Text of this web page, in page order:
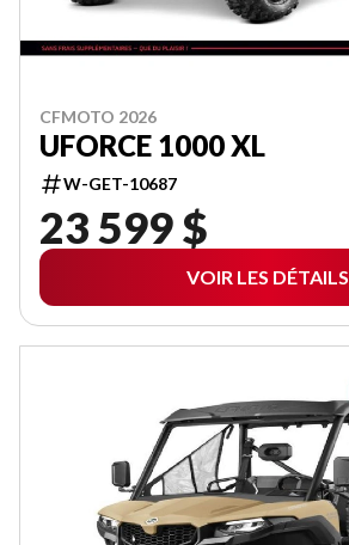
CFMOTO 2026
UFORCE 1000 XL
W-GET-10687
23 599 $
VOIR LES DÉTAILS